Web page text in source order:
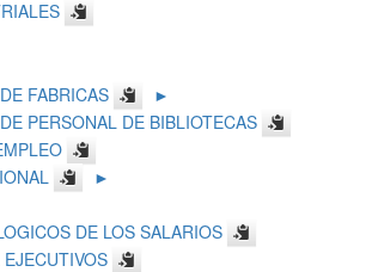
FABRICAS
►
PERSONAL DE BIBLIOTECAS
►
DE LOS SALARIOS